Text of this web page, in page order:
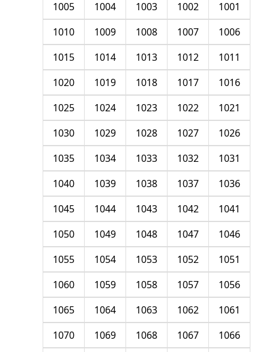
1001
1002
1003
1004
1005
1006
1007
1008
1009
1010
1011
1012
1013
1014
1015
1016
1017
1018
1019
1020
1021
1022
1023
1024
1025
1026
1027
1028
1029
1030
1031
1032
1033
1034
1035
1036
1037
1038
1039
1040
1041
1042
1043
1044
1045
1046
1047
1048
1049
1050
1051
1052
1053
1054
1055
1056
1057
1058
1059
1060
1061
1062
1063
1064
1065
1066
1067
1068
1069
1070